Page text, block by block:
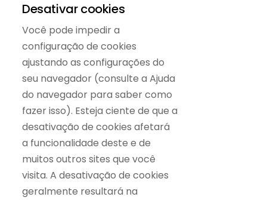
Desativar cookies
Você pode impedir a
configuração de cookies
ajustando as configurações do
seu navegador (consulte a Ajuda
do navegador para saber como
fazer isso). Esteja ciente de que a
desativação de cookies afetará
a funcionalidade deste e de
muitos outros sites que você
visita. A desativação de cookies
geralmente resultará na